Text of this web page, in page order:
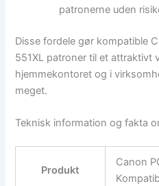
patronerne uden
Disse fordele gør kompatible
551XL patroner til et attraktivt
hjemmekontoret og i
meget.
Teknisk information og fakta
Produkt
Canon